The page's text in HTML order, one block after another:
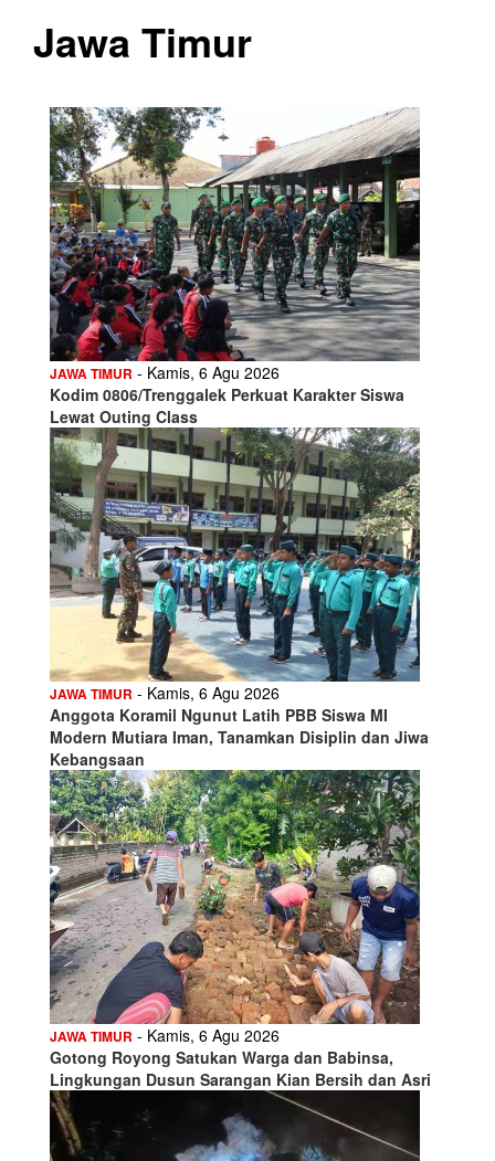
Jawa Timur
JAWA TIMUR - Kamis, 6 Agu 2026
Kodim 0806/Trenggalek Perkuat Karakter Siswa
Lewat Outing Class
JAWA TIMUR - Kamis, 6 Agu 2026
Anggota Koramil Ngunut Latih PBB Siswa MI
Modern Mutiara Iman, Tanamkan Disiplin dan Jiwa
Kebangsaan
JAWA TIMUR - Kamis, 6 Agu 2026
Gotong Royong Satukan Warga dan Babinsa,
Lingkungan Dusun Sarangan Kian Bersih dan Asri